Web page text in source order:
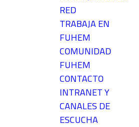
RED
TRABAJA EN
FUHEM
COMUNIDAD
FUHEM
CONTACTO
INTRANET Y
CANALES DE
ESCUCHA